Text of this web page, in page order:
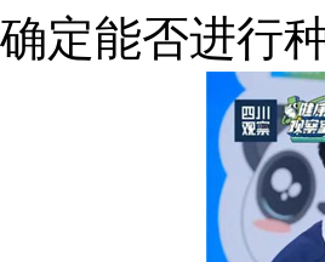
确定能否进行